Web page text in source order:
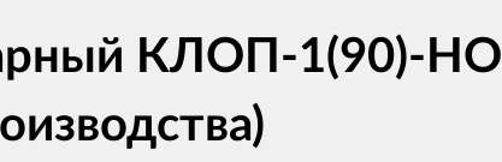
КЛОП-1(90)-